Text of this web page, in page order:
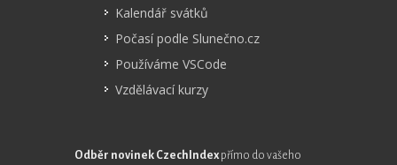
Kalendář svátků
Počasí podle Slunečno.cz
Používáme VSCode
Vzdělávací kurzy
Odběr novinek CzechIndex přímo do vašeho